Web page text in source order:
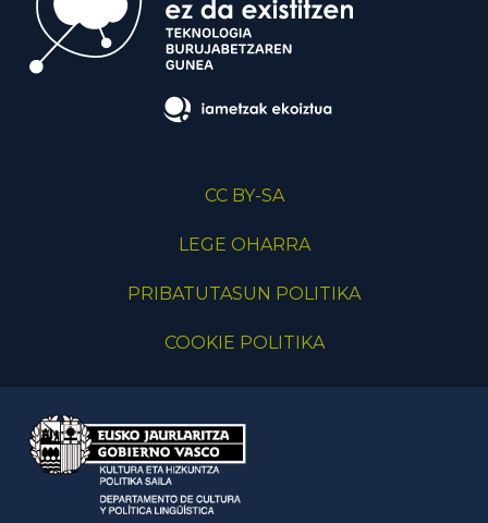
CC BY-SA
LEGE OHARRA
PRIBATUTASUN POLITIKA
COOKIE POLITIKA